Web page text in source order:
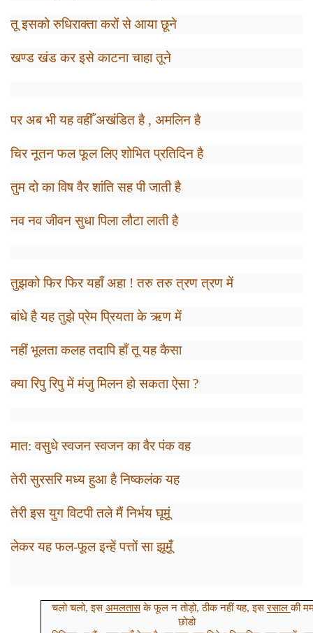
तू इसको रुधिराक्ता करों से आया छूने
खण्ड खंड कर इसे काटना चाहा तूने
पर अब भी यह वहीँ अखंडित है , अमलिन है
चिर नूतन फल फूल लिए शोभित प्रतिदिन है
तुम दो का विष वैर शांति सह पी जाती है
नव नव जीवन सुधा पिला लौटा लाती है
तुझको फिर फिर यहाँ अहा ! तरु तरु त्रण त्रण में
बांधे है यह तुझे प्रेम प्रियता के ऋण में
नहीं भूलता कलह तदापि हाँ तू यह कैसा
क्या रिपु रिपु में मंजु मिलन हो सकता ऐसा ?
मात: वसुधे स्वजन स्वजन का वैर पंक वह
तेरी सुरसरि मध्य हुआ है निष्कलंक यह
तेरी इस युग विटपी तले मैं निर्भय घूमूं
लेकर यह फल-फूल इन्हें पत्तों सा झूमूँ
चलो चलो,इसअमलतासके फूल न तोड़ो, ठीक नहीं यह,इसरसालकी
छोडो